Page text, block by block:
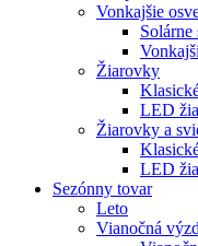
Vonkajšie
Solárne
Žiarovky
LED
Žiarovky a
LED
Sezónny tovar
Leto
Vianočná